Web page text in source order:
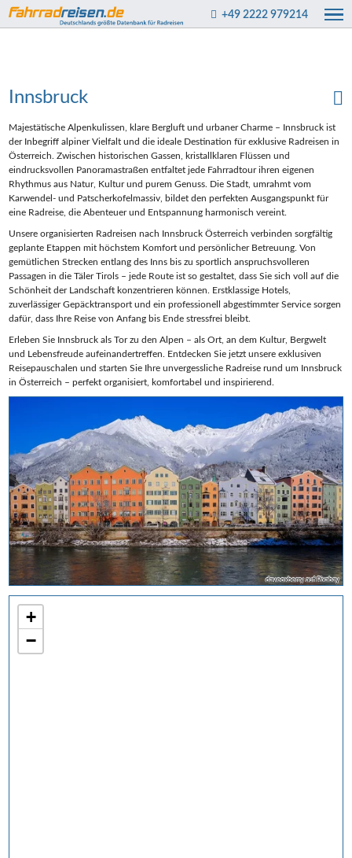
+49 2222 979214
daveoxberry auf Pixabay
+
−
Innsbruck
Majestätische Alpenkulissen, klare Bergluft und urbaner Charme – Innsbruck ist
der Inbegriff alpiner Vielfalt und die ideale Destination für exklusive Radreisen in
Österreich. Zwischen historischen Gassen, kristallklaren Flüssen und
eindrucksvollen Panoramastraßen entfaltet jede Fahrradtour ihren eigenen
Rhythmus aus Natur, Kultur und purem Genuss. Die Stadt, umrahmt vom
Karwendel- und Patscherkofelmassiv, bildet den perfekten Ausgangspunkt für
eine Radreise, die Abenteuer und Entspannung harmonisch vereint.
Unsere organisierten Radreisen nach Innsbruck Österreich verbinden sorgfältig
geplante Etappen mit höchstem Komfort und persönlicher Betreuung. Von
gemütlichen Strecken entlang des Inns bis zu sportlich anspruchsvolleren
Passagen in die Täler Tirols – jede Route ist so gestaltet, dass Sie sich voll auf die
Schönheit der Landschaft konzentrieren können. Erstklassige Hotels,
zuverlässiger Gepäcktransport und ein professionell abgestimmter Service sorgen
dafür, dass Ihre Reise von Anfang bis Ende stressfrei bleibt.
Erleben Sie Innsbruck als Tor zu den Alpen – als Ort, an dem Kultur, Bergwelt
und Lebensfreude aufeinandertreffen. Entdecken Sie jetzt unsere exklusiven
Reisepauschalen und starten Sie Ihre unvergessliche Radreise rund um Innsbruck
in Österreich – perfekt organisiert, komfortabel und inspirierend.